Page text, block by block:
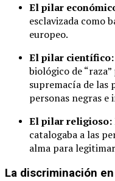
El pilar
esclavizada como
europeo.
El pilar científico:
biológico de
supremacía de las
personas negras e
El pilar religioso:
catalogaba a las
alma para
La discriminación